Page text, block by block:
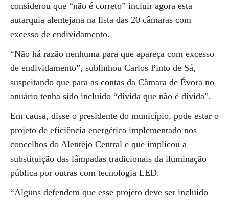
considerou que “não é correto” incluir agora esta
autarquia alentejana na lista das 20 câmaras com
excesso de endividamento.
“Não há razão nenhuma para que apareça com excesso
de endividamento”, sublinhou Carlos Pinto de Sá,
suspeitando que para as contas da Câmara de Évora no
anuário tenha sido incluído “dívida que não é dívida”.
Em causa, disse o presidente do município, pode estar o
projeto de eficiência energética implementado nos
concelhos do Alentejo Central e que implicou a
substituição das lâmpadas tradicionais da iluminação
pública por outras com tecnologia LED.
“Alguns defendem que esse projeto deve ser incluído